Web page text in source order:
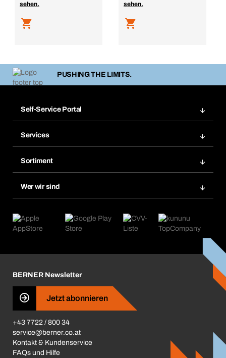
sehen.
sehen.
PUSHING THE LIMITS.
Self-Service Portal
Merklisten
Nachbestellungen
Abo-Funktion
Services
Chemical Safety Management
eProcurement
Produktfinder
Sortiment
Kataloge & Broschüren
Wer wir sind
Was uns antreibt
Presse
Business Conduct
BERNER Newsletter
Jetzt abonnieren
+43 7722 / 800 34
service@berner.co.at
Kontakt & Kundenservice
FAQs und Hilfe